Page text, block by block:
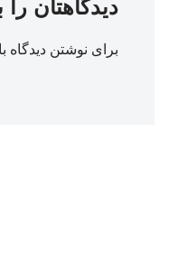
دیدگاهتان را
برای نوشتن دیدگاه